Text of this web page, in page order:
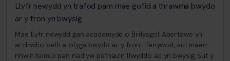
Llyfr newydd yn trafod pam mae gofid a thrawma bwydo
ar y fron yn bwysig
Mae llyfr newydd gan academydd o Brifysgol Abertawe yn
archwilio beth a olyga bwydo ar y fron i fenywod, sut maen
nhw'n teimlo pan nad yw pethau'n llwyddo ac yn bwysig, sut y